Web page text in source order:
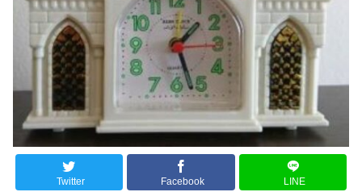
Twitter Facebook LINE